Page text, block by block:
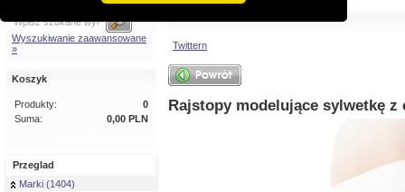
Wyszukiwanie zaawansowane
»
Koszyk
Produkty:
0
Suma:
0,00 PLN
Przeglad
Marki (1404)
Twittern
Rajstopy modelujące sylwetkę